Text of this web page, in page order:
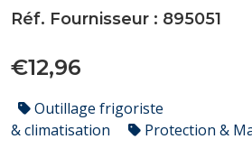
Réf. Fournisseur : 895051
€12,96
Outillage frigoriste
& climatisation
Protection &